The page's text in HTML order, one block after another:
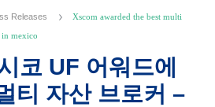
Releases
Xscom awarded the best multi
in mexico
코 UF 어워드에
티 자산 브로커 –